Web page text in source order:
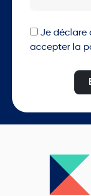
Je déclare
accepter la